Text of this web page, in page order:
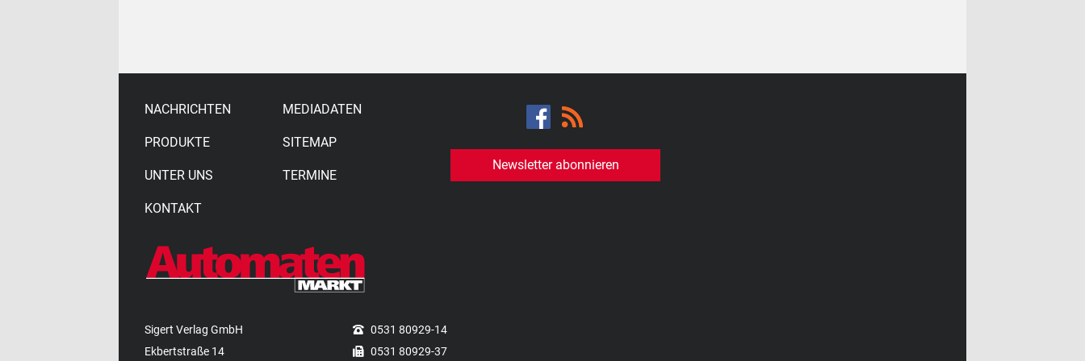
NACHRICHTEN
PRODUKTE
UNTER UNS
KONTAKT
MEDIADATEN
SITEMAP
TERMINE
Newsletter abonnieren
Sigert Verlag GmbH
Ekbertstraße 14
0531 80929-14
0531 80929-37